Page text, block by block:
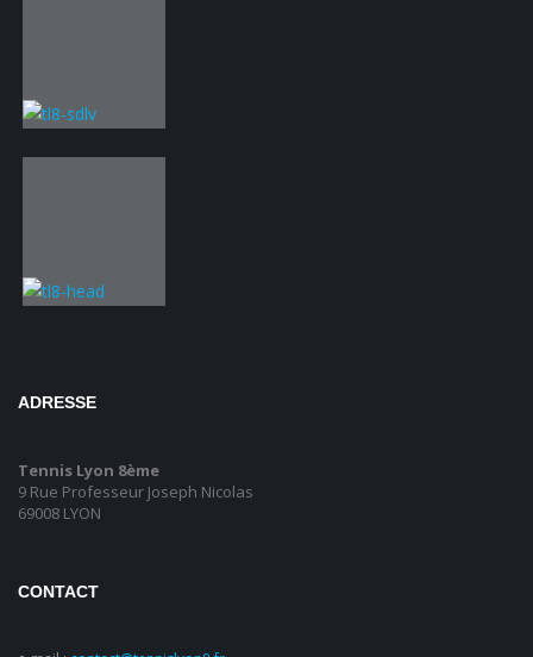
ADRESSE
Tennis Lyon 8ème
9 Rue Professeur Joseph Nicolas
69008 LYON
CONTACT